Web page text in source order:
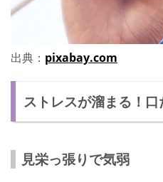
出典： pixabay.com
ストレスが溜まる！
見栄っ張りで気弱